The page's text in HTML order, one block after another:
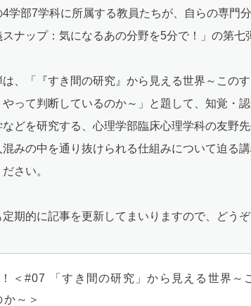
4学部7学科に所属する教員たちが、自らの専門
スナップ：気になるあの分野を5分で！」の第七
は、「『すき間の研究』から見える世界～この
やって判断しているのか～」と題して、知覚・
などを研究する、心理学部臨床心理学科の友野
混みの中を通り抜けられる仕組みについて迫る
さい。
期的に記事を更新してまいりますので、どうぞ
＜#07 「すき間の研究」から見える世界～
～＞